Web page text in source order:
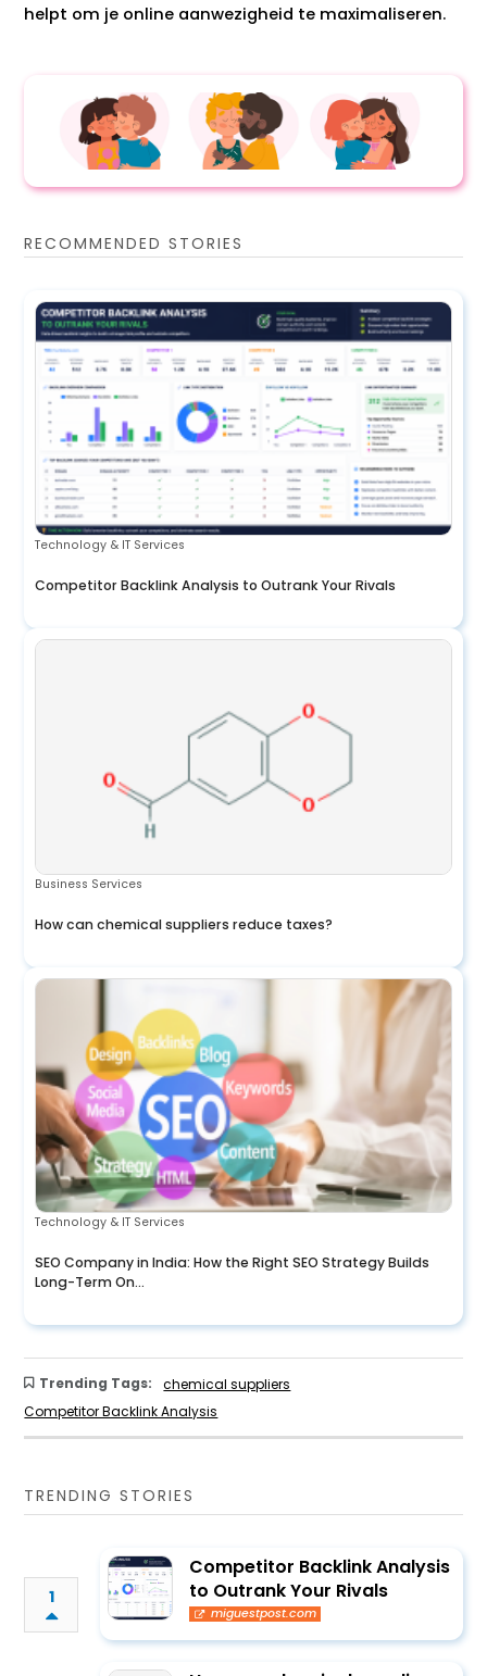
helpt om je online aanwezigheid te maximaliseren.
RECOMMENDED STORIES
Technology & IT Services
Competitor Backlink Analysis to Outrank Your Rivals
Business Services
How can chemical suppliers reduce taxes?
Technology & IT Services
SEO Company in India: How the Right SEO Strategy Builds
Long-Term On...
Trending Tags:
chemical suppliers
Competitor Backlink Analysis
TRENDING STORIES
1
Competitor Backlink Analysis
to Outrank Your Rivals
miguestpost.com